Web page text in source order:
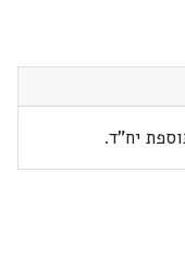
יח"ד.